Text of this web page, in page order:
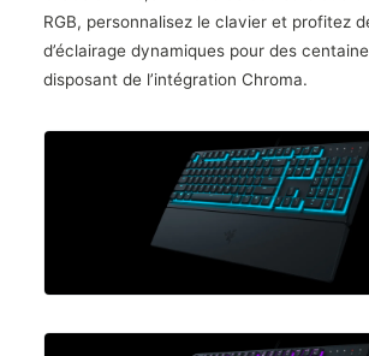
RGB, personnalisez le clavier et profitez
d’éclairage dynamiques pour des
disposant de l’intégration Chroma.